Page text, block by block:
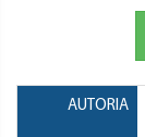
AUTORIA